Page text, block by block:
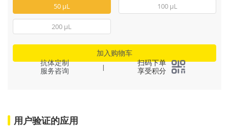
50 μL 100 μL
200 μL
加入购物车
抗体定制
服务咨询
|
扫码下单
享受积分
用户验证的应用